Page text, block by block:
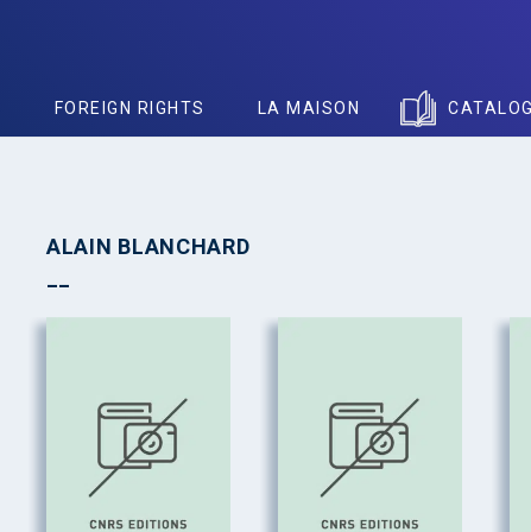
FOREIGN RIGHTS LA MAISON
ALAIN BLANCHARD